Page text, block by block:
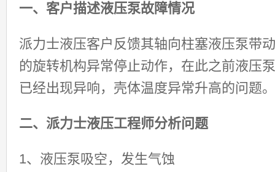
一、客户描述液压泵故障情况
派力士液压客户反馈其轴向柱塞液压泵带动
的旋转机构异常停止动作，在此之前液压泵
已经出现异响，壳体温度异常升高的问题。
二、派力士液压工程师分析问题
1、液压泵吸空，发生气蚀